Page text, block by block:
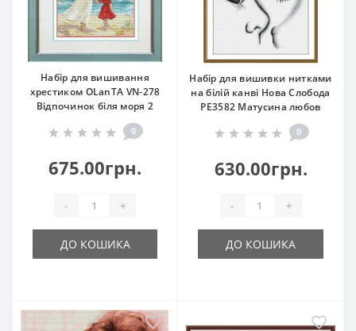
Набір для вишивання
хрестиком OLanTА VN-278
Відпочинок біля моря 2
0
675.00грн.
- +
ДО КОШИКА
Набір для вишивки нитками
на білій канві Нова Слобода
РЕ3582 Матусина любов
0
630.00грн.
- +
ДО КОШИКА